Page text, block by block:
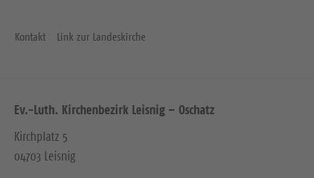
Kontakt Link zur Landeskirche
Ev.-Luth. Kirchenbezirk Leisnig – Oschatz
Kirchplatz 5
04703 Leisnig